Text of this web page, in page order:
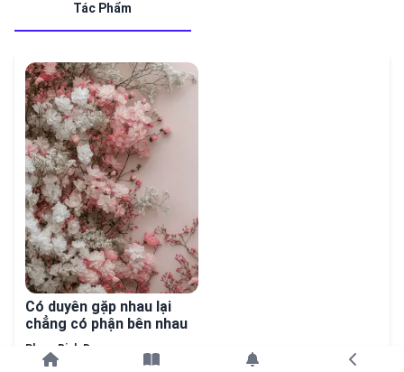
Tác Phẩm
Có duyên gặp nhau lại
chẳng có phận bên nhau
Pham Binh Duong